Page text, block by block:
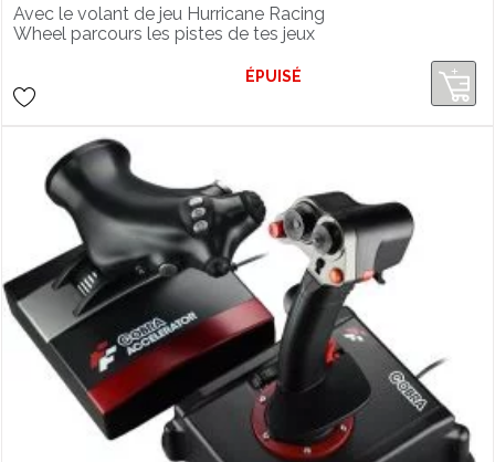
Avec le volant de jeu Hurricane Racing
Wheel parcours les pistes de tes jeux
ÉPUISÉ